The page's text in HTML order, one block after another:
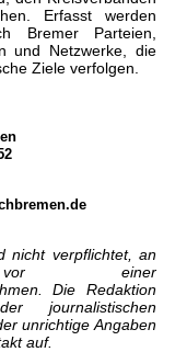
Erfasst werden
Bremer Parteien,
und Netzwerke, die
Ziele verfolgen.
nicht verpflichtet, an
vor einer
Die Redaktion
journalistischen
unrichtige Angaben
auf.